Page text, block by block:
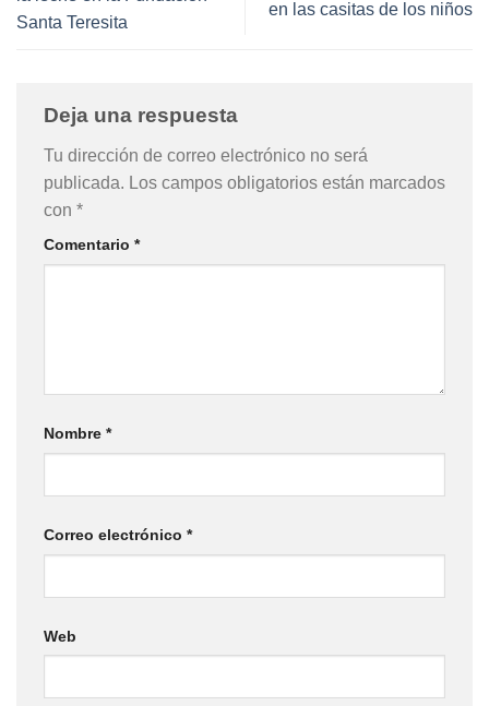
Santa Teresita
en las casitas de los niños
Deja una respuesta
Tu dirección de correo electrónico no será
publicada. Los campos obligatorios están marcados
con *
Comentario *
Nombre *
Correo electrónico *
Web